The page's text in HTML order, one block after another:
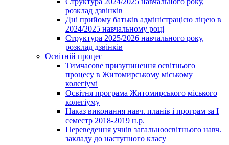
розклад дзвінків
Дні прийому батьків адміністрацією ліцею в
2024/2025 навчальному році
Структура 2025/2026 навчального року,
розклад дзвінків
Освітній процес
Тимчасове призупинення освітнього
процесу в Житомирському міському
колегіумі
Освітня програма Житомирського міського
колегіуму
Наказ виконання навч. планів і програм за І
семестр 2018-2019 н.р.
Переведення учнів загальноосвітнього навч.
закладу до наступного класу